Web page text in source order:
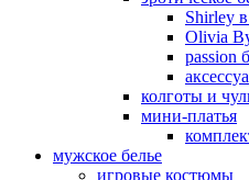
Shirley
Olivia
passion
колготы и
мини-платья
мужское белье
игровые костюмы